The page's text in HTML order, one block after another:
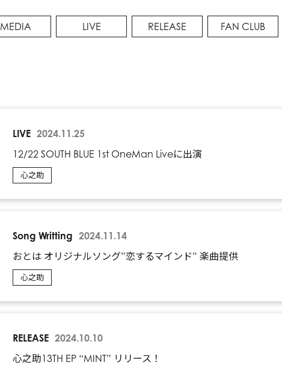
MEDIA LIVE RELEASE FAN CLUB
LIVE 2024.11.25
12/22 SOUTH BLUE 1st OneMan Liveに出演
心之助
Song Writting 2024.11.14
おとは オリジナルソング”恋するマインド” 楽曲提供
心之助
RELEASE 2024.10.10
心之助13TH EP “MINT” リリース！